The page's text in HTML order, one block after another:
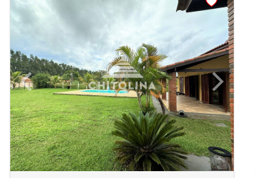
‹Previous ›
Next